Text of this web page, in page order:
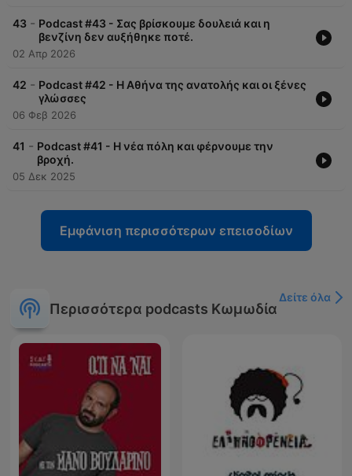
43 - Podcast #43 - Σας βρίσκουμε δουλειά και η
βενζίνη δεν αυξήθηκε ποτέ.
02 Απρ 2026
42 - Podcast #42 - H Αθήνα της ανατολής και οι ξένες
γλώσσες
06 Φεβ 2026
41 - Podcast #41 - H νέα πόλη και φέρνουμε την
βροχή.
05 Δεκ 2025
Εμφάνιση περισσότερων επεισοδίων
Περισσότερα podcasts Κωμωδία
Δείτε όλα